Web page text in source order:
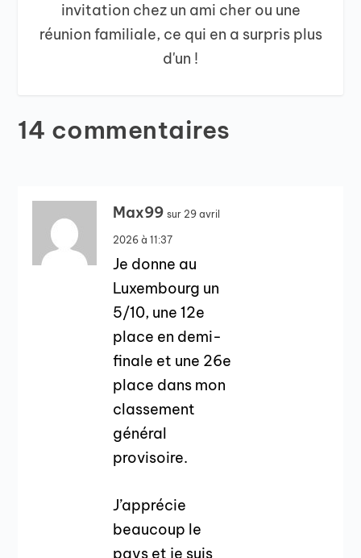
invitation chez un ami cher ou une
réunion familiale, ce qui en a surpris plus
d'un !
14 commentaires
Max99 sur 29 avril
2026 à 11:37
Je donne au
Luxembourg un
5/10, une 12e
place en demi-
finale et une 26e
place dans mon
classement
général
provisoire.
J’apprécie
beaucoup le
pays et je suis